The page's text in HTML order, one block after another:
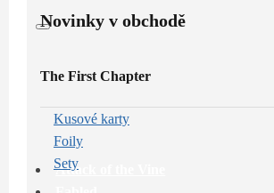
Attack of the Vine
Novinky v obchodě
The First Chapter
Kusové karty
Foily
Sety